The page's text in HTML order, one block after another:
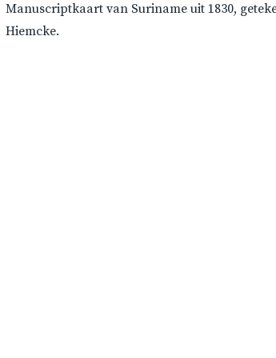
Manuscriptkaart van Suriname uit 1830,
Hiemcke.